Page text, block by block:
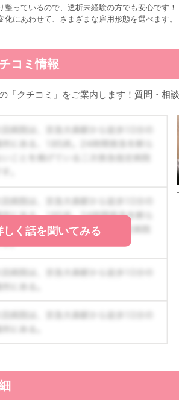
整っているので、透析未経験の方でも安心です！
化にあわせて、さまざまな雇用形態を選べます。
コミ情報
「クチコミ」をご案内します！質問・相
しく話を聞いてみる